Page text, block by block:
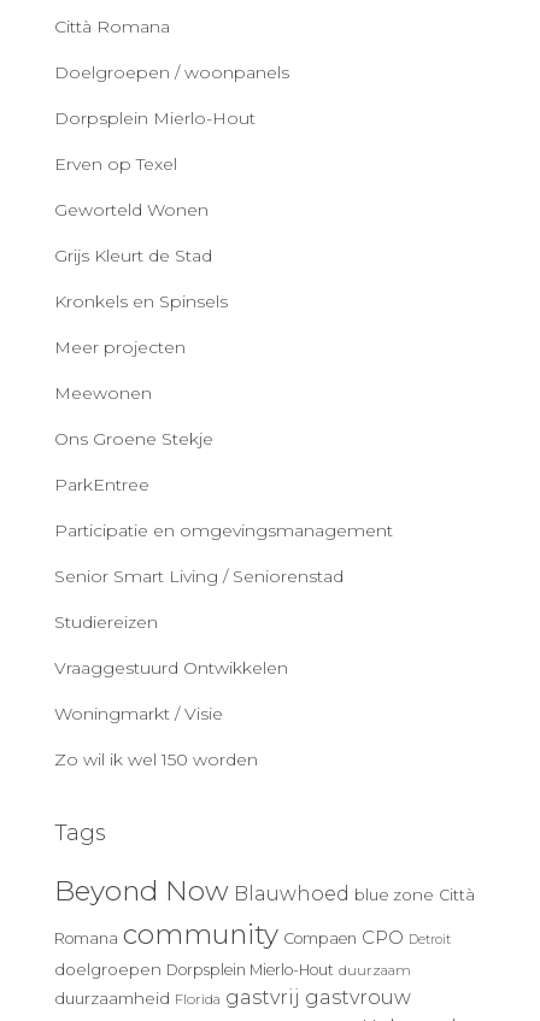
Città Romana
Doelgroepen / woonpanels
Dorpsplein Mierlo-Hout
Erven op Texel
Geworteld Wonen
Grijs Kleurt de Stad
Kronkels en Spinsels
Meer projecten
Meewonen
Ons Groene Stekje
ParkEntree
Participatie en omgevingsmanagement
Senior Smart Living / Seniorenstad
Studiereizen
Vraaggestuurd Ontwikkelen
Woningmarkt / Visie
Zo wil ik wel 150 worden
Tags
Beyond Now Blauwhoed blue zone Città
Romana community Compaen CPO Detroit
doelgroepen Dorpsplein Mierlo-Hout duurzaam
duurzaamheid Florida gastvrij gastvrouw